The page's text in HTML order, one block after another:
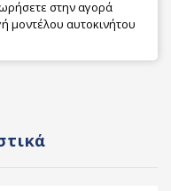
στην αγορά
μοντέλου αυτοκινήτου